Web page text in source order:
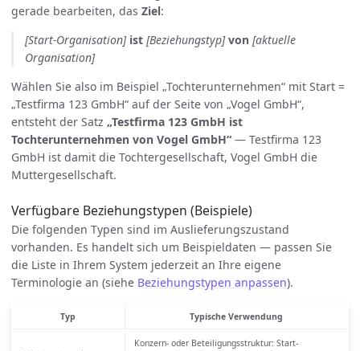
gerade bearbeiten, das Ziel:
[Start-Organisation] ist [Beziehungstyp] von [aktuelle
Organisation]
Wählen Sie also im Beispiel „Tochterunternehmen“ mit Start =
„Testfirma 123 GmbH“ auf der Seite von „Vogel GmbH“,
entsteht der Satz „Testfirma 123 GmbH ist
Tochterunternehmen von Vogel GmbH“ — Testfirma 123
GmbH ist damit die Tochtergesellschaft, Vogel GmbH die
Muttergesellschaft.
Verfügbare Beziehungstypen (Beispiele)
Die folgenden Typen sind im Auslieferungszustand
vorhanden. Es handelt sich um Beispieldaten — passen Sie
die Liste in Ihrem System jederzeit an Ihre eigene
Terminologie an (siehe Beziehungstypen anpassen).
Typ Typische Verwendung
Konzern- oder Beteiligungsstruktur: Start-